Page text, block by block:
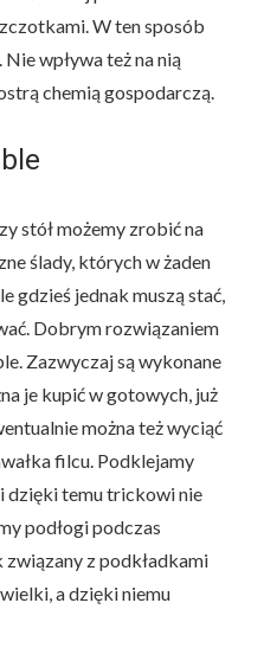
W ten sposób
wpływa też na nią
chemią gospodarczą.
stół możemy zrobić na
ślady, których w żaden
gdzieś jednak muszą stać,
Dobrym rozwiązaniem
Zazwyczaj są wykonane
je kupić w gotowych, już
można też wyciąć
filcu. Podklejamy
dzięki temu trickowi nie
podłogi podczas
z podkładkami
a dzięki niemu